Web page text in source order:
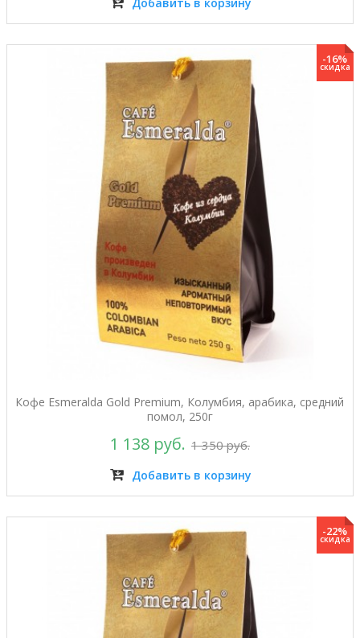
-16%
скидка
Кофе Esmeralda Gold Premium, Колумбия, арабика, средний
помол, 250г
1 138 руб. 1 350 руб.
Добавить в корзину
-22%
скидка